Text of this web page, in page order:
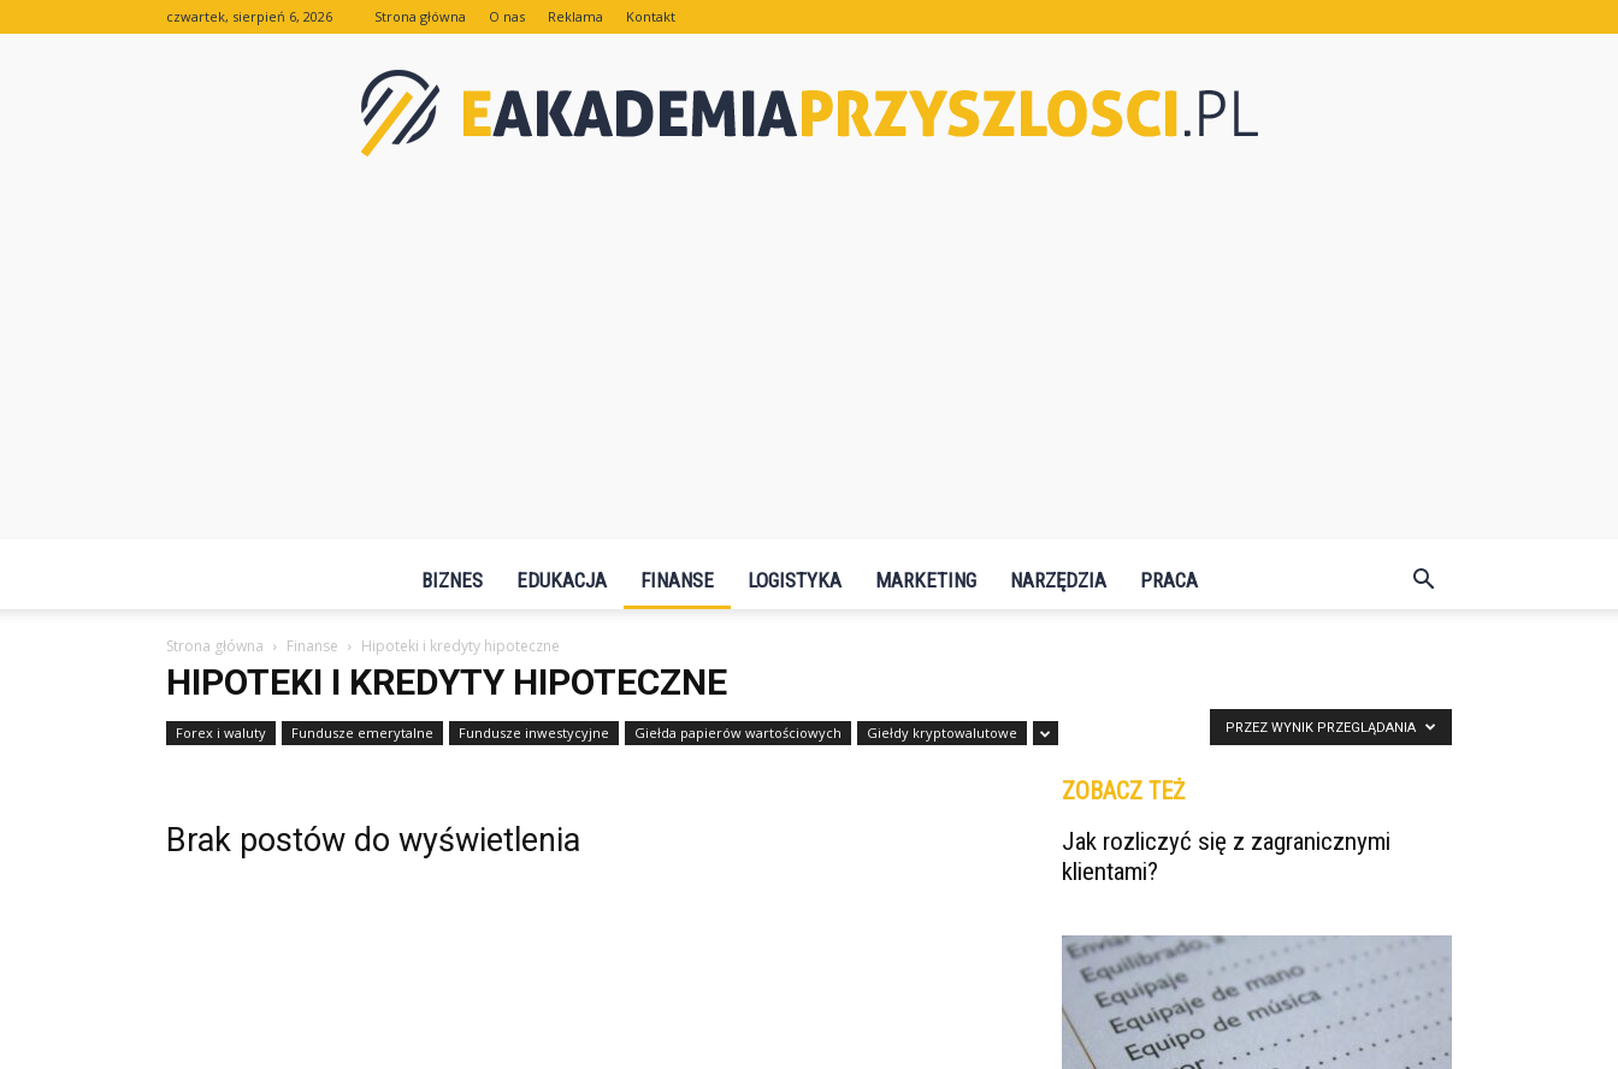
czwartek, sierpień 6, 2026 Strona główna O nas Reklama Kontakt
BIZNES EDUKACJA FINANSE LOGISTYKA MARKETING NARZĘDZIA PRACA
Strona główna Finanse Hipoteki i kredyty hipoteczne
HIPOTEKI I KREDYTY HIPOTECZNE
Forex i waluty Fundusze emerytalne Fundusze inwestycyjne Giełda papierów wartościowych Giełdy kryptowalutowe PRZEZ WYNIK PRZEGLĄDANIA
Brak postów do wyświetlenia
ZOBACZ TEŻ
Jak rozliczyć się z zagranicznymi
klientami?